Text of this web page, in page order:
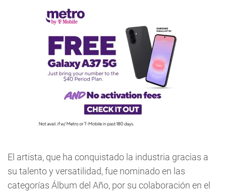
El artista, que ha conquistado la industria gracias a
su talento y versatilidad, fue nominado en las
categorías Álbum del Año, por su colaboración en el